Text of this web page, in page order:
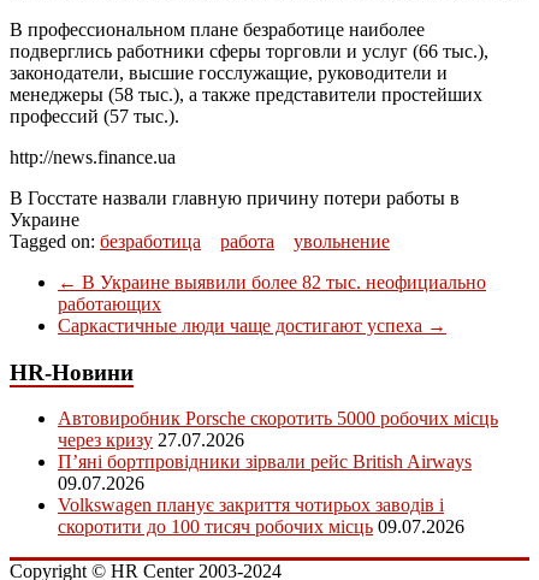
В профессиональном плане безработице наиболее
подверглись работники сферы торговли и услуг (66 тыс.),
законодатели, высшие госслужащие, руководители и
менеджеры (58 тыс.), а также представители простейших
профессий (57 тыс.).
http://news.finance.ua
В Госстате назвали главную причину потери работы в
Украине
Tagged on: безработица работа
увольнение
← В Украине выявили более 82 тыс. неофициально
работающих
Саркастичные люди чаще достигают успеха →
HR-Новини
Автовиробник Porsche скоротить 5000 робочих місць
через кризу 27.07.2026
П’яні бортпровідники зірвали рейс British Airways
09.07.2026
Volkswagen планує закриття чотирьох заводів і
скоротити до 100 тисяч робочих місць 09.07.2026
Copyright © HR Center 2003-2024